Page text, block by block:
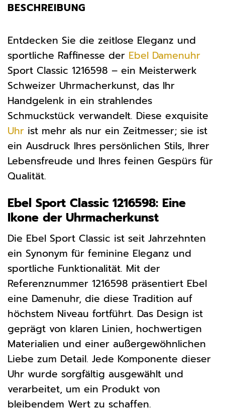
BESCHREIBUNG
Entdecken Sie die zeitlose Eleganz und
sportliche Raffinesse der Ebel Damenuhr
Sport Classic 1216598 – ein Meisterwerk
Schweizer Uhrmacherkunst, das Ihr
Handgelenk in ein strahlendes
Schmuckstück verwandelt. Diese exquisite
Uhr ist mehr als nur ein Zeitmesser; sie ist
ein Ausdruck Ihres persönlichen Stils, Ihrer
Lebensfreude und Ihres feinen Gespürs für
Qualität.
Ebel Sport Classic 1216598: Eine
Ikone der Uhrmacherkunst
Die Ebel Sport Classic ist seit Jahrzehnten
ein Synonym für feminine Eleganz und
sportliche Funktionalität. Mit der
Referenznummer 1216598 präsentiert Ebel
eine Damenuhr, die diese Tradition auf
höchstem Niveau fortführt. Das Design ist
geprägt von klaren Linien, hochwertigen
Materialien und einer außergewöhnlichen
Liebe zum Detail. Jede Komponente dieser
Uhr wurde sorgfältig ausgewählt und
verarbeitet, um ein Produkt von
bleibendem Wert zu schaffen.